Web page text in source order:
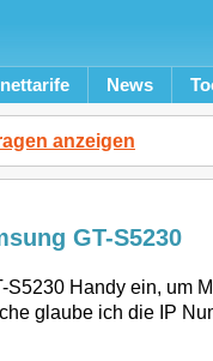
News
anzeigen
GT-S5230
Handy ein, um
glaube ich die IP